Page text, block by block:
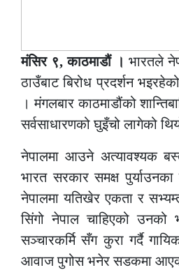
मंसिर ९, काठमाडौं । भारतले
ठाउँबाट बिरोध प्रदर्शन
। मंगलबार काठमाडौंको
सर्वसाधारणको घुइँचो लागेको
नेपालमा आउने अत्यावश्यक
भारत सरकार समक्ष
नेपालमा यतिखेर एकता र
सिंगो नेपाल चाहिएको उनको
सञ्चारकर्मि सँग कुरा गर्दै
आवाज पुगोस भनेर सडकमा